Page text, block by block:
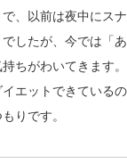
、以前は夜中にス
したが、今では「
ちがわいてきます
エットできている
りです。